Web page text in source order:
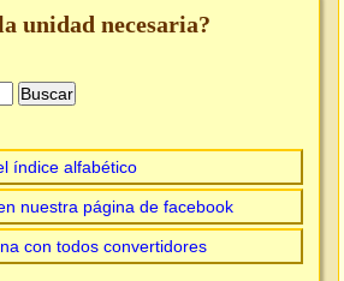
unidad necesaria?
índice alfabético
nuestra página de facebook
con todos convertidores